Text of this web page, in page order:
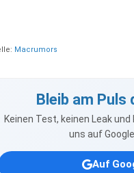
Macrumors
Bleib am Puls
Keinen Test, keinen Leak
uns auf
Auf